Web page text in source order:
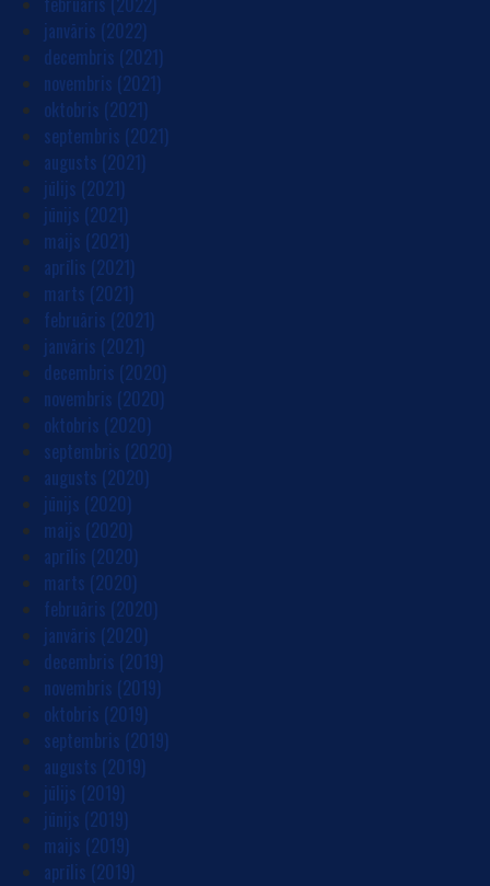
janvāris (2022)
decembris (2021)
novembris (2021)
oktobris (2021)
septembris (2021)
augusts (2021)
jūlijs (2021)
jūnijs (2021)
maijs (2021)
aprīlis (2021)
marts (2021)
februāris (2021)
janvāris (2021)
decembris (2020)
novembris (2020)
oktobris (2020)
septembris (2020)
augusts (2020)
jūnijs (2020)
maijs (2020)
aprīlis (2020)
marts (2020)
februāris (2020)
janvāris (2020)
decembris (2019)
novembris (2019)
oktobris (2019)
septembris (2019)
augusts (2019)
jūlijs (2019)
jūnijs (2019)
maijs (2019)
aprīlis (2019)